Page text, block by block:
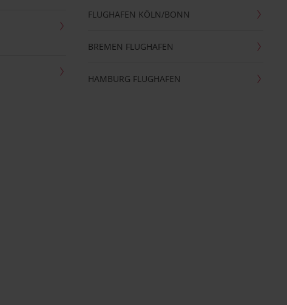
FLUGHAFEN KÖLN/BONN
BREMEN FLUGHAFEN
HAMBURG FLUGHAFEN